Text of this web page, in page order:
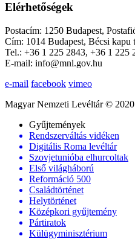
Elérhetőségek
Postacím: 1250 Budapest,
Cím: 1014 Budapest, Bécsi kapu
Tel.: +36 1 225 2843, +36 1 225
E-mail: info@mnl.gov.hu
e-mail facebook vimeo
Magyar Nemzeti Levéltár ©
Gyűjtemények
Rendszerváltás vidéken
Digitális Roma levéltár
Szovjetunióba elhurcoltak
Első világháború
Reformáció 500
Családtörténet
Helytörténet
Középkori gyűjtemény
Pártiratok
Külügyminisztérium